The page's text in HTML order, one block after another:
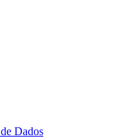
Dados